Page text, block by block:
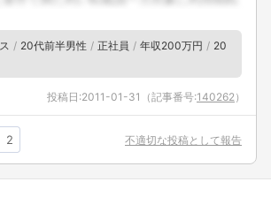
20代前半男性 正社員 年収200万円
20
投稿日:2011-01-31 （記事番号:140262 ）
2 不適切な投稿として報告